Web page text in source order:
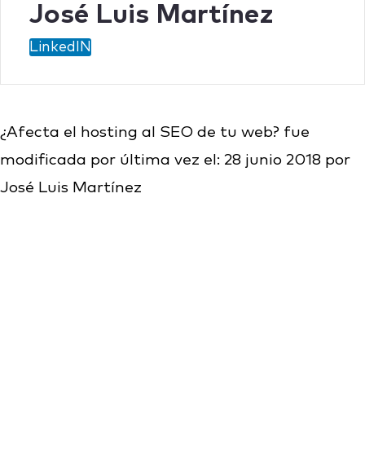
José Luis Martínez
LinkedIN
¿Afecta el hosting al SEO de tu web? fue
modificada por última vez el: 28 junio 2018 por
José Luis Martínez